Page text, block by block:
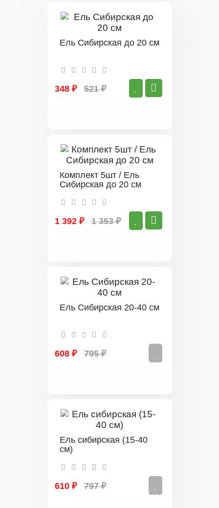
Ель Сибирская до 20 см
348 ₽ 521 ₽
Комплект 5шт / Ель
Сибирская до 20 см
1 392 ₽ 1 353 ₽
Ель Сибирская 20-40 см
608 ₽ 795 ₽
Ель сибирская (15-40
см)
610 ₽ 797 ₽